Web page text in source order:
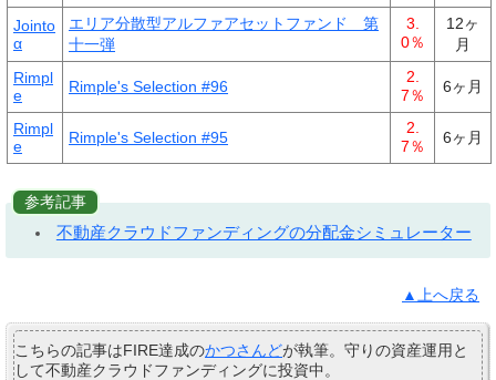
Jointo
α
エリア分散型アルファアセットファンド 第
十一弾
3.
0％
12ヶ
月
Rimpl
e
Rimple's Selection #96
2.
7％
6ヶ月
Rimpl
e
Rimple's Selection #95
2.
7％
6ヶ月
参考記事
不動産クラウドファンディングの分配金シミュレーター
▲上へ戻る
こちらの記事はFIRE達成のかつさんどが執筆。守りの資産運用と
して不動産クラウドファンディングに投資中。